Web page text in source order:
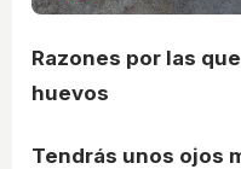
Razones por las
huevos
Tendrás unos ojos